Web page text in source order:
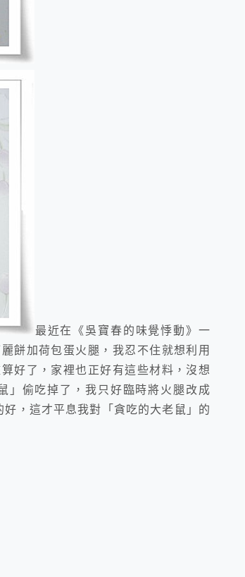
最近在《吳寶春的味覺悸動》一
餅加荷包蛋火腿，我忍不住就想利用
好了，家裡也正好有這些材料，沒想
」偷吃掉了，我只好臨時將火腿改成
，這才平息我對「貪吃的大老鼠」的